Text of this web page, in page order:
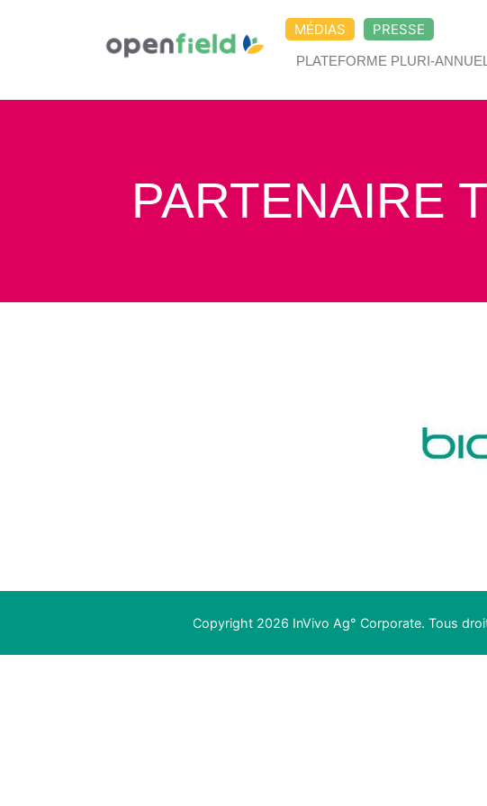
MÉDIAS PRESSE
PLATEFORME PLURI-
PARTENAIRE
Copyright 2026 InVivo Ag° Corporate. Tous